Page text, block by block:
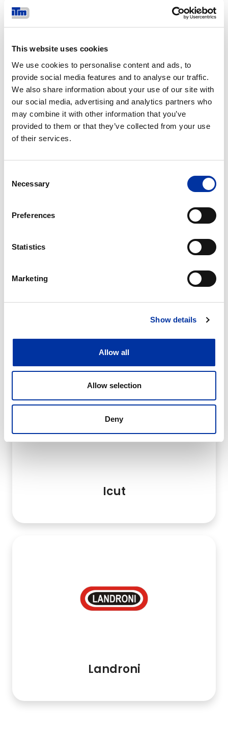
This website uses cookies
We use cookies to personalise content and ads, to
provide social media features and to analyse our traffic.
We also share information about your use of our site with
our social media, advertising and analytics partners who
may combine it with other information that you’ve
provided to them or that they’ve collected from your use
of their services.
Selection
Necessary
Preferences
Statistics
Marketing
Show details
Allow all
Allow selection
Deny
Icut
Landroni